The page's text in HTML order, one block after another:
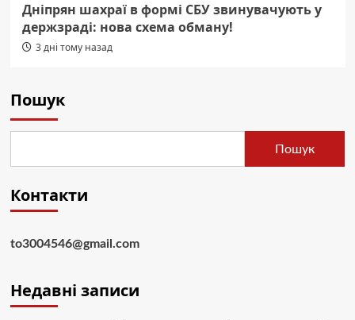
Дніпрян шахраї в формі СБУ звинувачують у
держзраді: нова схема обману!
3 дні тому назад
Пошук
Пошук
Контакти
to3004546@gmail.com
Недавні записи